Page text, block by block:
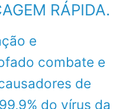
RÁPIDA.
e
combate e
de
do vírus da